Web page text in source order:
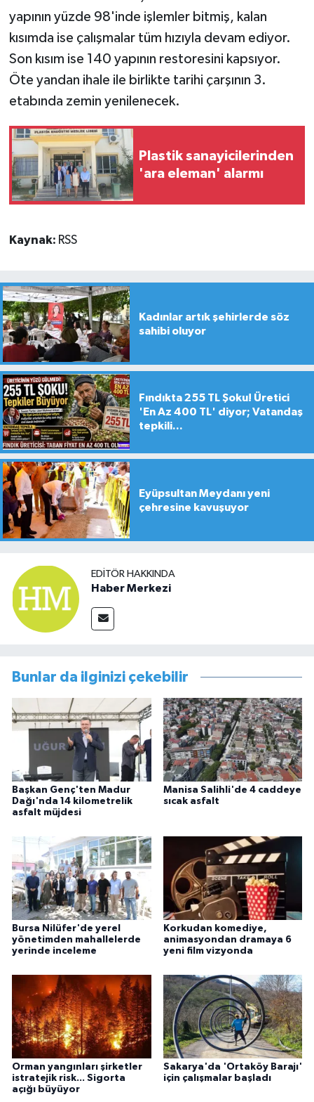
yapının yüzde 98'inde işlemler bitmiş, kalan
kısımda ise çalışmalar tüm hızıyla devam ediyor.
Son kısım ise 140 yapının restoresini kapsıyor.
Öte yandan ihale ile birlikte tarihi çarşının 3.
etabında zemin yenilenecek.
Plastik sanayicilerinden
'ara eleman' alarmı
Kaynak: RSS
Kadınlar artık şehirlerde söz
sahibi oluyor
Fındıkta 255 TL Şoku! Üretici
'En Az 400 TL' diyor; Vatandaş
tepkili...
Eyüpsultan Meydanı yeni
çehresine kavuşuyor
EDITÖR HAKKINDA
Haber Merkezi
Bunlar da ilginizi çekebilir
Başkan Genç'ten Madur
Dağı'nda 14 kilometrelik
asfalt müjdesi
Manisa Salihli'de 4 caddeye
sıcak asfalt
Bursa Nilüfer'de yerel
yönetimden mahallelerde
yerinde inceleme
Korkudan komediye,
animasyondan dramaya 6
yeni film vizyonda
Orman yangınları şirketler
istratejik risk... Sigorta
açığı büyüyor
Sakarya'da 'Ortaköy Barajı'
için çalışmalar başladı